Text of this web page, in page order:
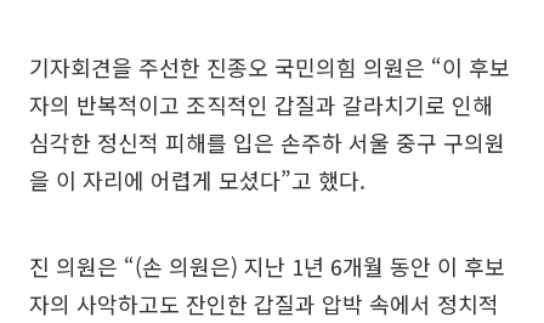
기자회견을 주선한 진종오 국민의힘 의원은 “이 후보
자의 반복적이고 조직적인 갑질과 갈라치기로 인해
심각한 정신적 피해를 입은 손주하 서울 중구 구의원
을 이 자리에 어렵게 모셨다”고 했다.
진 의원은 “(손 의원은) 지난 1년 6개월 동안 이 후보
자의 사악하고도 잔인한 갑질과 압박 속에서 정치적